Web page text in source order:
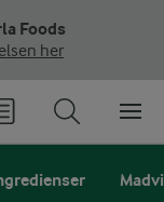
Foods
her